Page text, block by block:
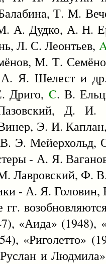
Т. М.
А. Дудко, А. Н.
Л. С. Леонтьев,
М. Т.
Я. Шелест и
Дриго, C. В.
Д. И.
Э. И.
Э.
- А. Я.
Лавровский, Ф.
- А. Я.
«Аида» (1948),
«Риголетто»
и